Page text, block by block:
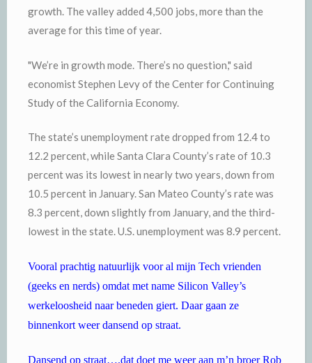
growth. The valley added 4,500 jobs, more than the
average for this time of year.
"We’re in growth mode. There’s no question," said
economist Stephen Levy of the Center for Continuing
Study of the California Economy.
The state’s unemployment rate dropped from 12.4 to
12.2 percent, while Santa Clara County’s rate of 10.3
percent was its lowest in nearly two years, down from
10.5 percent in January. San Mateo County’s rate was
8.3 percent, down slightly from January, and the third-
lowest in the state. U.S. unemployment was 8.9 percent.
Vooral prachtig natuurlijk voor al mijn Tech vrienden
(geeks en nerds) omdat met name Silicon Valley’s
werkeloosheid naar beneden giert. Daar gaan ze
binnenkort weer dansend op straat.
Dansend op straat….dat doet me weer aan m’n broer Rob